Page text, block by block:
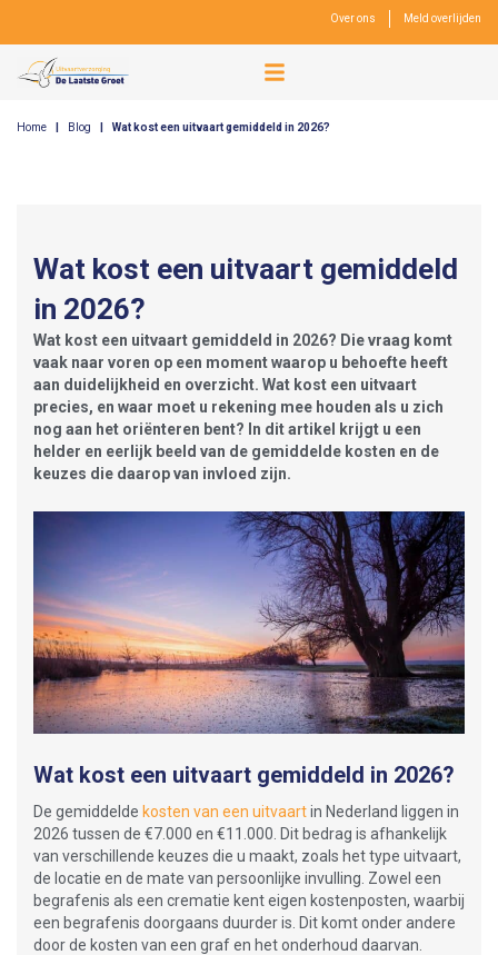
Over ons Meld overlijden
Home Blog Wat kost een uitvaart gemiddeld in 2026?
Wat kost een uitvaart gemiddeld
in 2026?
Wat kost een uitvaart gemiddeld in 2026? Die vraag komt
vaak naar voren op een moment waarop u behoefte heeft
aan duidelijkheid en overzicht. Wat kost een uitvaart
precies, en waar moet u rekening mee houden als u zich
nog aan het oriënteren bent? In dit artikel krijgt u een
helder en eerlijk beeld van de gemiddelde kosten en de
keuzes die daarop van invloed zijn.
Wat kost een uitvaart gemiddeld in 2026?
De gemiddelde kosten van een uitvaartin Nederland liggen in
2026 tussen de €7.000 en €11.000. Dit bedrag is afhankelijk
van verschillende keuzes die u maakt, zoals het type uitvaart,
de locatie en de mate van persoonlijke invulling. Zowel een
begrafenis als een crematie kent eigen kostenposten, waarbij
een begrafenis doorgaans duurder is. Dit komt onder andere
door de kosten van een graf en het onderhoud daarvan.